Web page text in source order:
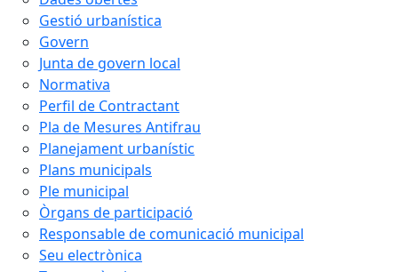
Gestió urbanística
Govern
Junta de govern local
Normativa
Perfil de Contractant
Pla de Mesures Antifrau
Planejament urbanístic
Plans municipals
Ple municipal
Òrgans de participació
Responsable de comunicació municipal
Seu electrònica